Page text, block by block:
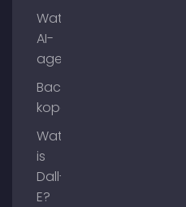
Wat zijn
AI-
agenten?
Backlinks
kopen
Wat
is
Dall-
E?